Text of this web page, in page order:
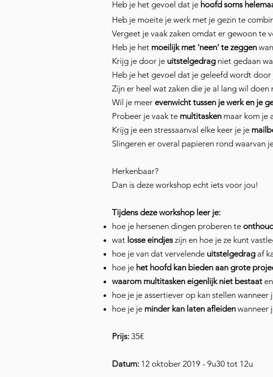
Heb je het gevoel dat je hoofd soms
Heb je moeite je werk met je gezin te
Vergeet je vaak zaken omdat er gewoon te
Heb je het moeilijk met 'neen' te zeggen
Krijg je door je uitstelgedrag niet gedaan
Heb je het gevoel dat je geleefd wordt door
Zijn er heel wat zaken die je al lang wil
Wil je meer evenwicht tussen je werk en je
Probeer je vaak te multitasken maar kom je
Krijg je een stressaanval elke keer je je
Slingeren er overal papieren rond waarvan
Herkenbaar?
Dan is deze workshop echt iets voor jou!
Tijdens deze workshop leer je:
hoe je hersenen dingen proberen te
wat losse eindjeszijn en hoe je ze kunt
hoe je van dat vervelende uitstelgedrag af
hoe je het hoofd kan bieden aan grote
waarom multitasken eigenlijk niet bestaat
hoe je je assertiever op kan stellen
hoe je je minder kan laten afleiden wanneer
Prijs: 35€
Datum: 12 oktober 2019 - 9u30 tot 12u